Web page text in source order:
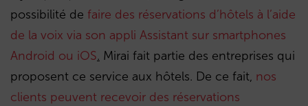
possibilité de faire des réservations d’hôtels à l’aide
de la voix via son appli Assistant sur smartphones
Android ou iOS. Mirai fait partie des entreprises qui
proposent ce service aux hôtels. De ce fait, nos
clients peuvent recevoir des réservations